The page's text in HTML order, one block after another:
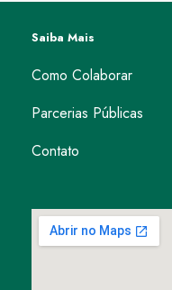
Saiba Mais
Como Colaborar
Parcerias Públicas
Contato